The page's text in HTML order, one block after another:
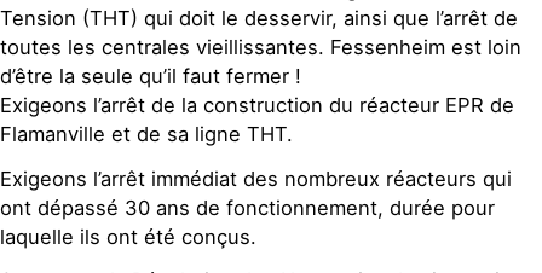
Tension (THT) qui doit le desservir, ainsi que l’arrêt de
toutes les centrales vieillissantes. Fessenheim est loin
d’être la seule qu’il faut fermer !
Exigeons l’arrêt de la construction du réacteur EPR de
Flamanville et de sa ligne THT.
Exigeons l’arrêt immédiat des nombreux réacteurs qui
ont dépassé 30 ans de fonctionnement, durée pour
laquelle ils ont été conçus.